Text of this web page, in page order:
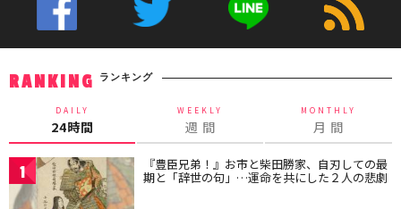
RANKING ランキング
DAILY
24時間
WEEKLY
週 間
MONTHLY
月 間
1 『豊臣兄弟！』お市と柴田勝家、自刃しての最
期と「辞世の句」…運命を共にした２人の悲劇